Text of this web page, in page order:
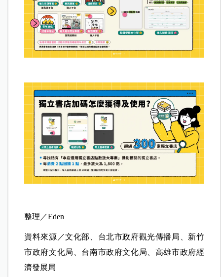
整理／Eden
資料來源／文化部、台北市政府觀光傳播局、新竹
市政府文化局、台南市政府文化局、高雄市政府經
濟發展局